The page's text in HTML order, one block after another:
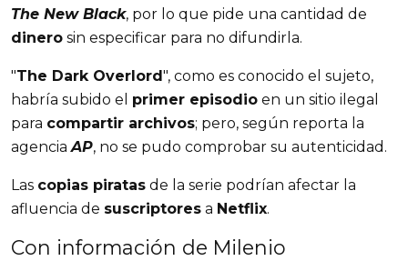
The New Black, por lo que pide una cantidad de
dinero sin especificar para no difundirla.
"The Dark Overlord ", como es conocido el sujeto,
habría subido el primer episodio en un sitio ilegal
para compartir archivos; pero, según reporta la
agenciaAP, no se pudo comprobar su autenticidad.
Las copias piratas de la serie podrían afectar la
afluencia de suscriptores a Netflix.
Con información de Milenio